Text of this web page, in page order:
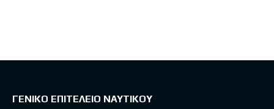
ΓΕΝΙΚΟ ΕΠΙΤΕΛΕΙΟ ΝΑΥΤΙΚΟΥ